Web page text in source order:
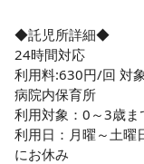
◆託児所詳細◆
24時間対応
利用料:630円/回 対
病院内保育所
利用対象：0～3歳ま
利用日：月曜～土
にお休み